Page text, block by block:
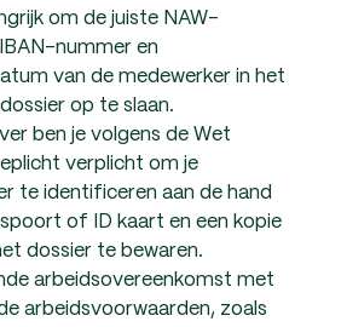
om de juiste NAW-
nummer en
van de medewerker in het
op te slaan.
ben je volgens de Wet
verplicht om je
te identificeren aan de hand
of ID kaart en een kopie
dossier te bewaren.
arbeidsovereenkomst met
arbeidsvoorwaarden, zoals